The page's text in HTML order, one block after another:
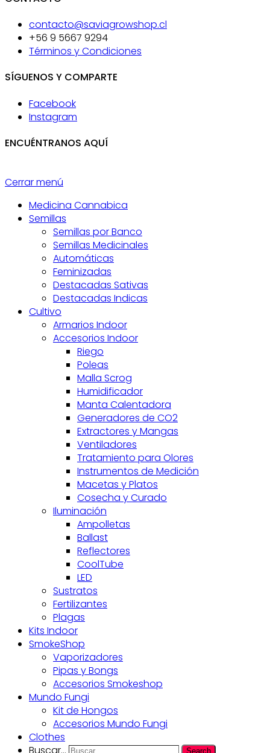
contacto@saviagrowshop.cl
+56 9 5667 9294
Términos y Condiciones
SÍGUENOS Y COMPARTE
Facebook
Instagram
ENCUÉNTRANOS AQUÍ
Cerrar menú
Medicina Cannabica
Semillas
Semillas por Banco
Semillas Medicinales
Automáticas
Feminizadas
Destacadas Sativas
Destacadas Indicas
Cultivo
Armarios Indoor
Accesorios Indoor
Riego
Poleas
Malla Scrog
Humidificador
Manta Calentadora
Generadores de CO2
Extractores y Mangas
Ventiladores
Tratamiento para Olores
Instrumentos de Medición
Macetas y Platos
Cosecha y Curado
Iluminación
Ampolletas
Ballast
Reflectores
CoolTube
LED
Sustratos
Fertilizantes
Plagas
Kits Indoor
SmokeShop
Vaporizadores
Pipas y Bongs
Accesorios Smokeshop
Mundo Fungi
Kit de Hongos
Accesorios Mundo Fungi
Clothes
Search